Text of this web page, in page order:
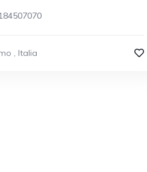
, Italia